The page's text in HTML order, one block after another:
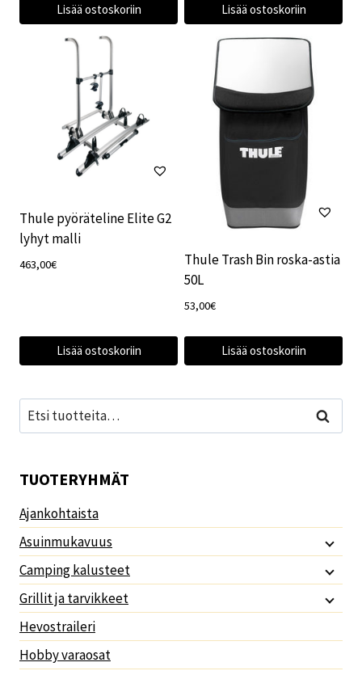
Lisää ostoskoriin Lisää ostoskoriin
Thule pyöräteline Elite G2
lyhyt malli
463,00€
Lisää ostoskoriin
Thule Trash Bin roska-astia
50L
53,00€
Lisää ostoskoriin
Etsi: Haku
TUOTERYHMÄT
Ajankohtaista
Asuinmukavuus
Camping kalusteet
Grillit ja tarvikkeet
Hevostraileri
Hobby varaosat